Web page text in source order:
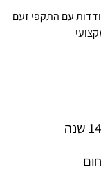
עם התקפי זעם